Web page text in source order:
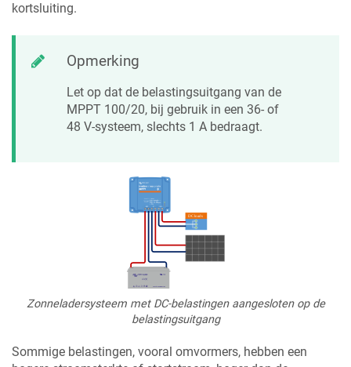
kortsluiting.
Opmerking
Let op dat de belastingsuitgang van de
MPPT 100/20, bij gebruik in een 36- of
48 V-systeem, slechts 1 A bedraagt.
Zonneladersysteem met DC-belastingen aangesloten op de
belastingsuitgang
Sommige belastingen, vooral omvormers, hebben een